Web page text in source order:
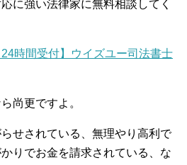
に強い法律家に無料相談してく
24時間受付】ウイズユー司法書士
尚更ですよ。
せされている、無理やり高利で
りでお金を請求されている、な